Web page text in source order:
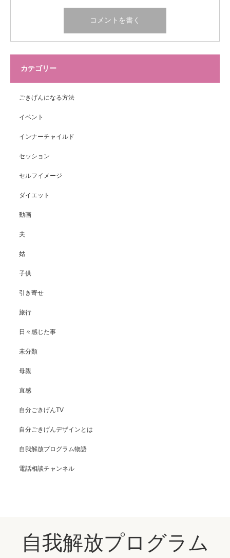
カテゴリー
ごきげんになる方法
イベント
インナーチャイルド
セッション
セルフイメージ
ダイエット
動画
夫
姑
子供
引き寄せ
旅行
日々感じた事
未分類
母親
直感
自分ごきげんTV
自分ごきげんデザインとは
自我解放プログラム物語
電話相談チャンネル
自我解放プログラム